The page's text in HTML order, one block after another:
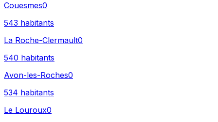
Couesmes0
543 habitants
La Roche-Clermault0
540 habitants
Avon-les-Roches0
534 habitants
Le Louroux0